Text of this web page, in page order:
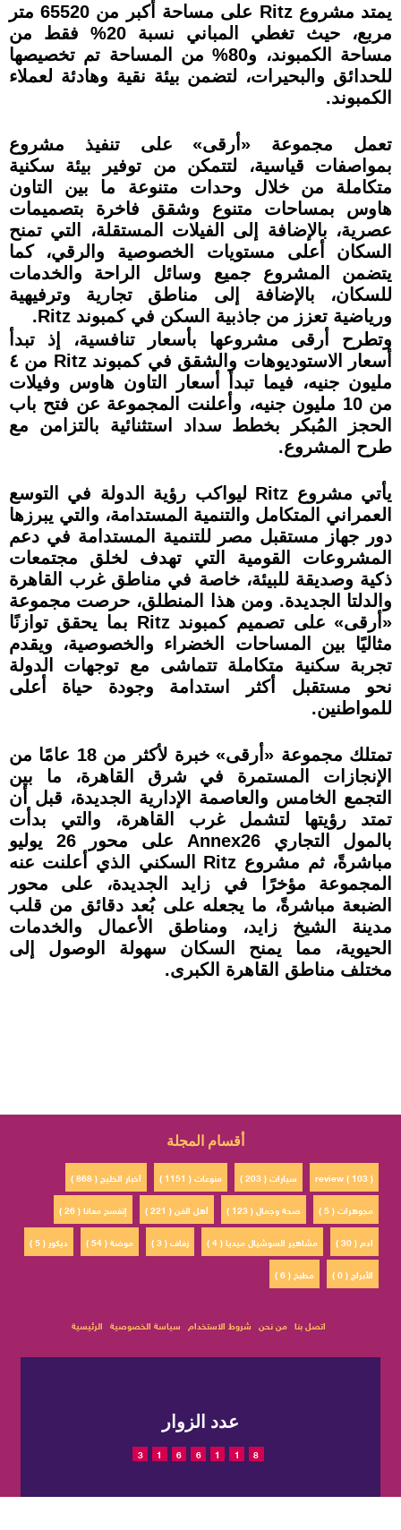
يمتد مشروع Ritz على مساحة أكبر من 65520 متر
مربع، حيث تغطي المباني نسبة 20% فقط من
مساحة الكمبوند، و80% من المساحة تم تخصيصها
للحدائق والبحيرات، لتضمن بيئة نقية وهادئة لعملاء
الكمبوند.
تعمل مجموعة «أرقى» على تنفيذ مشروع
بمواصفات قياسية، لتتمكن من توفير بيئة سكنية
متكاملة من خلال وحدات متنوعة ما بين التاون
هاوس بمساحات متنوع وشقق فاخرة بتصميمات
عصرية، بالإضافة إلى الفيلات المستقلة، التي تمنح
السكان أعلى مستويات الخصوصية والرقي، كما
يتضمن المشروع جميع وسائل الراحة والخدمات
للسكان، بالإضافة إلى مناطق تجارية وترفيهية
ورياضية تعزز من جاذبية السكن في كمبوند Ritz.
وتطرح أرقى مشروعها بأسعار تنافسية، إذ تبدأ
أسعار الاستوديوهات والشقق في كمبوند Ritz من ٤
مليون جنيه، فيما تبدأ أسعار التاون هاوس وفيلات
من 10 مليون جنيه، وأعلنت المجموعة عن فتح باب
الحجز المُبكر بخطط سداد استثنائية بالتزامن مع
طرح المشروع.
يأتي مشروع Ritz ليواكب رؤية الدولة في التوسع
العمراني المتكامل والتنمية المستدامة، والتي يبرزها
دور جهاز مستقبل مصر للتنمية المستدامة في دعم
المشروعات القومية التي تهدف لخلق مجتمعات
ذكية وصديقة للبيئة، خاصة في مناطق غرب القاهرة
والدلتا الجديدة. ومن هذا المنطلق، حرصت مجموعة
«أرقى» على تصميم كمبوند Ritz بما يحقق توازنًا
مثاليًا بين المساحات الخضراء والخصوصية، ويقدم
تجربة سكنية متكاملة تتماشى مع توجهات الدولة
نحو مستقبل أكثر استدامة وجودة حياة أعلى
للمواطنين.
تمتلك مجموعة «أرقى» خبرة لأكثر من 18 عامًا من
الإنجازات المستمرة في شرق القاهرة، ما بين
التجمع الخامس والعاصمة الإدارية الجديدة، قبل أن
تمتد رؤيتها لتشمل غرب القاهرة، والتي بدأت
بالمول التجاري Annex26 على محور 26 يوليو
مباشرةً، ثم مشروع Ritz السكني الذي أعلنت عنه
المجموعة مؤخرًا في زايد الجديدة، على محور
الضبعة مباشرةً، ما يجعله على بُعد دقائق من قلب
مدينة الشيخ زايد، ومناطق الأعمال والخدمات
الحيوية، مما يمنح السكان سهولة الوصول إلى
مختلف مناطق القاهرة الكبرى.
أقسام المجلة
أخبار الخليج ( 868 ) منوعات ( 1151 ) سيارات ( 203 )
review ( 103 )
إتفسح معانا ( 26 )
أهل الفن ( 221 ) صحة وجمال ( 123 )
مجوهرات ( 5 )
ديكور ( 5 )
موضة ( 54 ) زفاف ( 3 ) مشاهير السوشيال ميديا ( 4 )
ادم ( 30 )
مطبخ ( 6 )
الأبراج ( 0 )
الرئيسية سياسة الخصوصية شروط الاستخدام من نحن اتصل بنا
عدد الزوار
3 1 6 6 1 1 8